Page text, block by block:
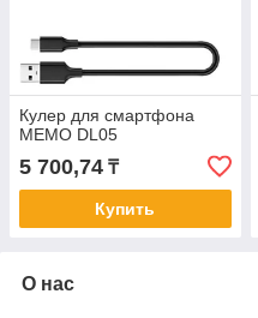
Кулер для смартфона
MEMO DL05
5 700,74 ₸
Купить
О нас